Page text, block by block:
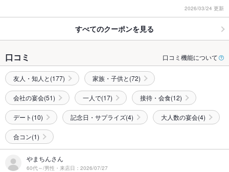
2026/03/24 更新
すべてのクーポンを見る
口コミ 口コミ機能について
友人・知人と(177) 家族・子供と(72)
会社の宴会(51) 一人で(17) 接待・会食(12)
デート(10) 記念日・サプライズ(4) 大人数の宴会(4)
合コン(1)
やまちんさん
60代～/男性・来店日：2026/07/27